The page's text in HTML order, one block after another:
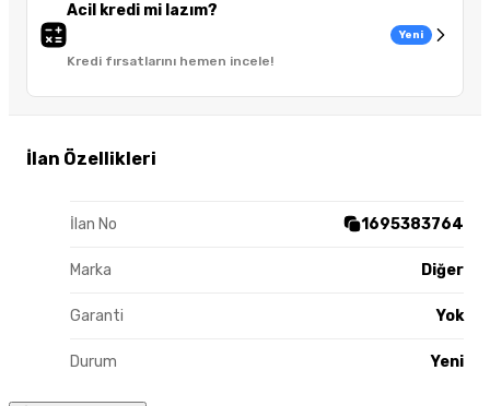
Acil kredi mi lazım?
Kredi fırsatlarını hemen incele!
Yeni
İlan Özellikleri
İlan No 1695383764
Marka Diğer
Garanti Yok
Durum Yeni